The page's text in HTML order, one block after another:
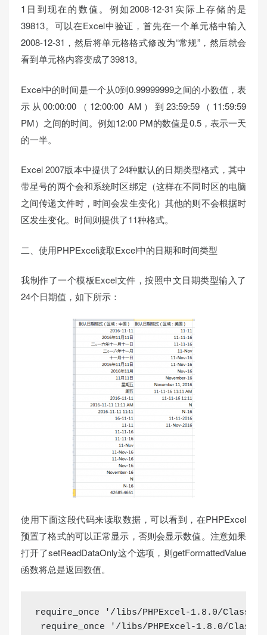
1日到现在的数值。例如2008-12-31实际上存储的是
39813。可以在Excel中验证，首先在一个单元格中输入
2008-12-31，然后将单元格格式修改为“常规”，然后就会
看到单元格内容变成了39813。
Excel中的时间是一个从0到0.99999999之间的小数值，表
示从00:00:00（12:00:00 AM）到23:59:59（11:59:59
PM）之间的时间。例如12:00 PM的数值是0.5，表示一天
的一半。
Excel 2007版本中提供了24种默认的日期类型格式，其中
带星号的两个会和系统时区绑定（这样在不同时区的电脑
之间传递文件时，时间会发生变化）其他的则不会根据时
区发生变化。时间则提供了11种格式。
二、使用PHPExcel读取Excel中的日期和时间类型
我制作了一个模板Excel文件，按照中文日期类型输入了
24个日期值，如下所示：
使用下面这段代码来读取数据，可以看到，在PHPExcel
预置了格式的可以正常显示，否则会显示数值。注意如果
打开了setReadDataOnly这个选项，则getFormattedValue
函数将总是返回数值。
require_once
'/libs/PHPExcel-1.8.0/Classes/
require_once
'/libs/PHPExcel-1.8.0/